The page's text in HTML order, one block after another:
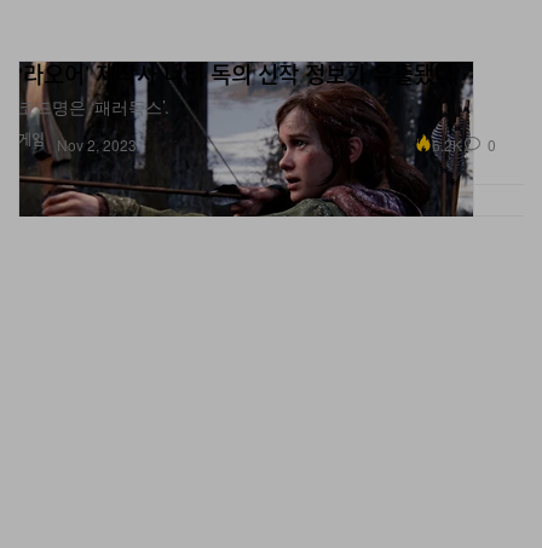
게임
‘라오어’ 제작사 너티 독의 신작 정보가 유출됐다
코드명은 ‘패러독스’.
Nov 2, 2023 6.2K 0